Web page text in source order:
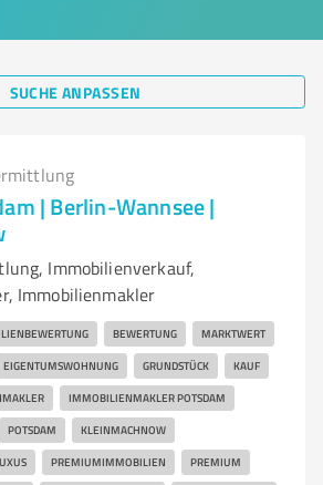
SUCHE ANPASSEN
| Berlin-Wannsee |
Immobilienverkauf,
Immobilienmakler
BEWERTUNG MARKTWERT
EIGENTUMSWOHNUNG GRUNDSTÜCK KAUF
IMMOBILIENMAKLER POTSDAM
POTSDAM KLEINMACHNOW
PREMIUMIMMOBILIEN PREMIUM